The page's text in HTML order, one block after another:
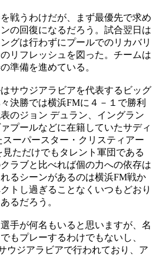
戦うわけだが、まず最優先で求め
の回復になるだろう。試合翌日は
グは行わずにプールでのリカバリ
リフレッシュを図った。チームは
準備を進めている。
サウジアラビアを代表するビッグ
決勝では横浜FMに４－１で勝利
のジョン デュラン、イングラン
プールなどに在籍していたサディ
ーパースター・クリスティアー
ただけでもタレント軍団である
ラブと比べれば個の力への依存は
るシーンがあるのは横浜FM戦か
トし過ぎることなくいつもどおり
るだろう。
手が何名もいると思いますが、名
もプレーするわけでもないし、
ウジアラビアで行われており、ア